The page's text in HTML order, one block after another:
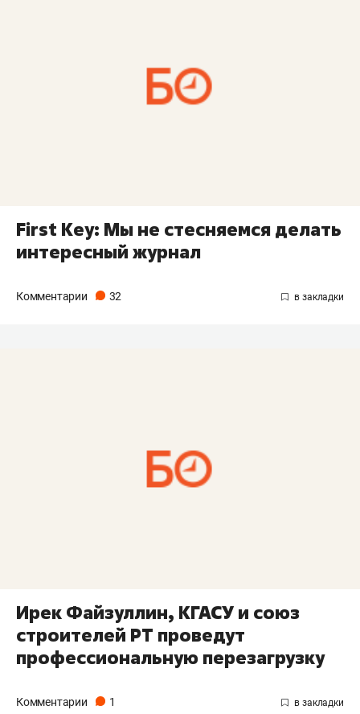
First Key: Мы не стесняемся делать
интересный журнал
Комментарии 32
Ирек Файзуллин, КГАСУ и союз
строителей РТ проведут
профессиональную перезагрузку
Комментарии 1